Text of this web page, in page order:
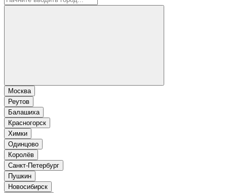
Москва
Реутов
Балашиха
Красногорск
Химки
Одинцово
Королёв
Санкт-Петербург
Пушкин
Новосибирск